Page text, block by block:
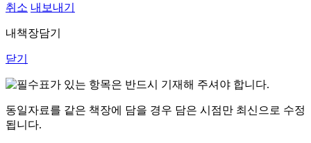
취소 내보내기
내책장담기
닫기
표가 있는 항목은 반드시 기재해 주셔야 합니다.
동일자료를 같은 책장에 담을 경우 담은 시점만 최신으로 수정
됩니다.